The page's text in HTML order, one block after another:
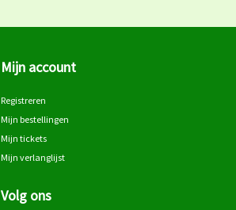
Mijn account
Registreren
Mijn bestellingen
Mijn tickets
Mijn verlanglijst
Volg ons